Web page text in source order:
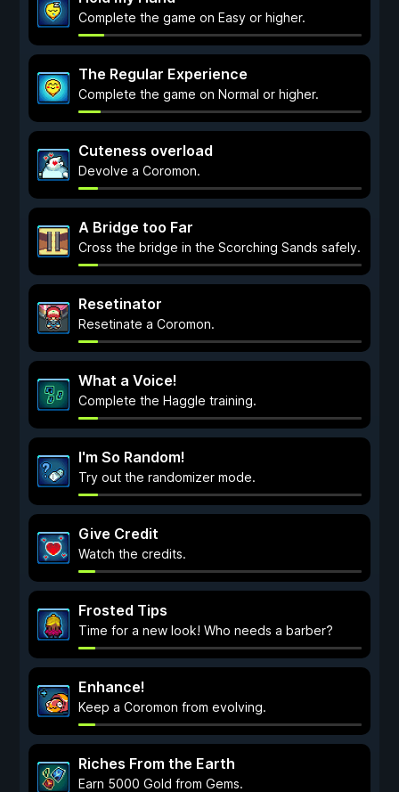
Complete the game on Easy or higher.
The Regular Experience
Complete the game on Normal or higher.
Cuteness overload
Devolve a Coromon.
A Bridge too Far
Cross the bridge in the Scorching Sands safely.
Resetinator
Resetinate a Coromon.
What a Voice!
Complete the Haggle training.
I'm So Random!
Try out the randomizer mode.
Give Credit
Watch the credits.
Frosted Tips
Time for a new look! Who needs a barber?
Enhance!
Keep a Coromon from evolving.
Riches From the Earth
Earn 5000 Gold from Gems.